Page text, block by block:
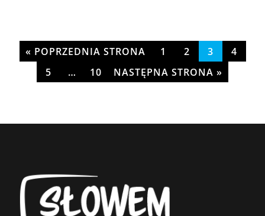
« POPRZEDNIA STRONA 1 2 3
4
5
… 10 NASTĘPNA STRONA »